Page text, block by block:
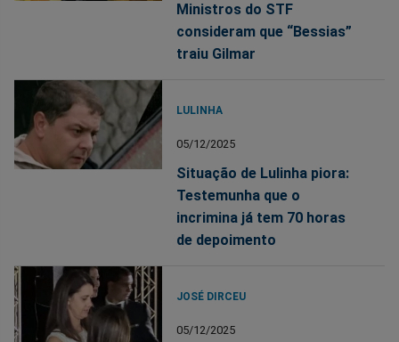
Ministros do STF
consideram que “Bessias”
traiu Gilmar
LULINHA
05/12/2025
Situação de Lulinha piora:
Testemunha que o
incrimina já tem 70 horas
de depoimento
JOSÉ DIRCEU
05/12/2025